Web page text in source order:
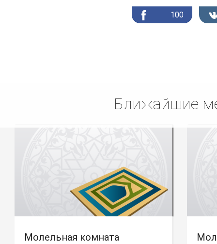
100
Ближайшие
Молельная комната